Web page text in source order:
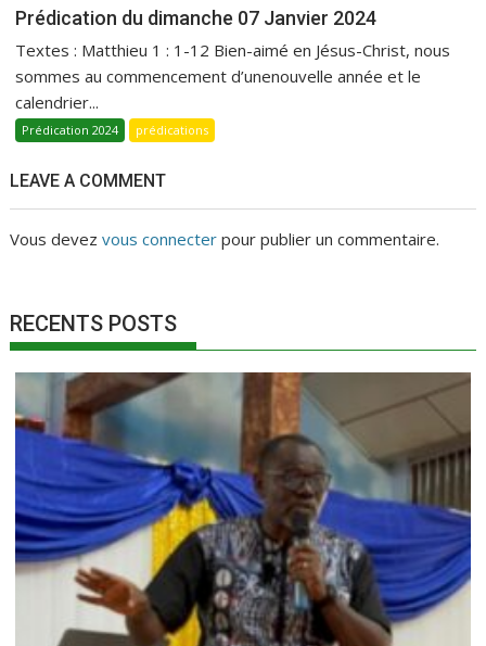
Prédication du dimanche 07 Janvier 2024
Textes : Matthieu 1 : 1-12 Bien-aimé en Jésus-Christ, nous
sommes au commencement d’unenouvelle année et le
calendrier...
Prédication 2024 prédications
LEAVE A COMMENT
Vous devezvous connecter pour publier un commentaire.
RECENTS POSTS